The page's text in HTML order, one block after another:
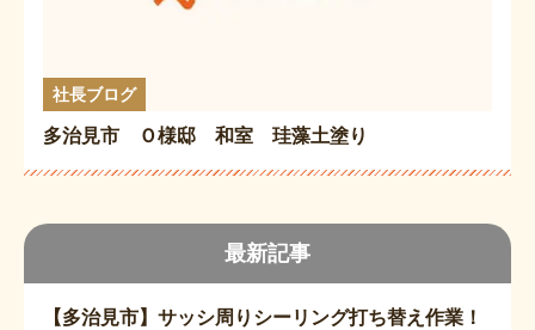
最新記事
【多治見市】サッシ周りシーリング打ち替え作業！
社長ブログ
多治見市 Ｏ様邸 和室 珪藻土塗り